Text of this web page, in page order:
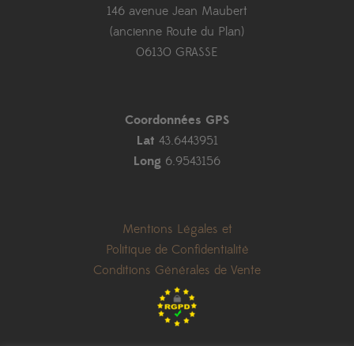
146 avenue Jean Maubert
(ancienne Route du Plan)
06130 GRASSE
Coordonnées GPS
Lat 43.6443951
Long 6.9543156
Mentions Légales et
Politique de Confidentialité
Conditions Générales de Vente